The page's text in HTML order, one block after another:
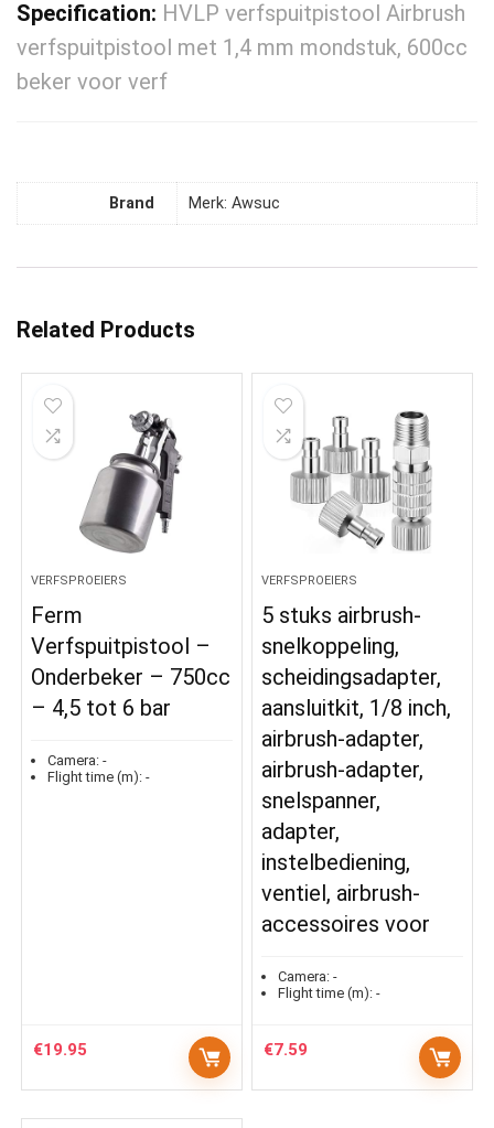
Specification: HVLP verfspuitpistool Airbrush
verfspuitpistool met 1,4 mm mondstuk, 600cc
beker voor verf
Brand Merk: Awsuc
Related Products
VERFSPROEIERS
Ferm
Verfspuitpistool –
Onderbeker – 750cc
– 4,5 tot 6 bar
Camera: -
Flight time (m): -
€19.95
VERFSPROEIERS
5 stuks airbrush-
snelkoppeling,
scheidingsadapter,
aansluitkit, 1/8 inch,
airbrush-adapter,
airbrush-adapter,
snelspanner,
adapter,
instelbediening,
ventiel, airbrush-
accessoires voor
Camera: -
Flight time (m): -
€7.59